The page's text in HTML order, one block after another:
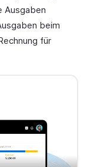
Ausgaben
beim
für